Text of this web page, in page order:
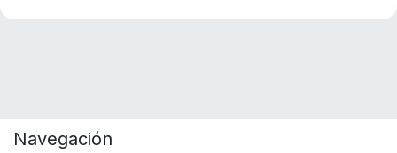
Navegación